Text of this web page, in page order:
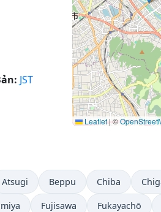
JST
Leaflet | ©
Atsugi Beppu Chiba
Fujisawa Fukayachō